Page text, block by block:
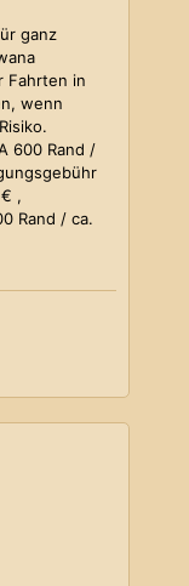
ganz
Fahrten in
wenn
600 Rand /
,
Rand / ca.